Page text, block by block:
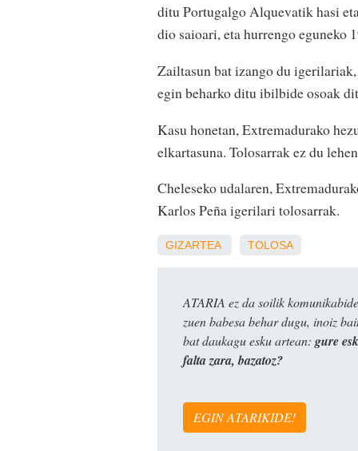
ditu Portugalgo Alquevatik hasi
dio saioari, eta hurrengo eguneko
Zailtasun bat izango du
egin beharko ditu ibilbide osoak
Kasu honetan, Extremadurako
elkartasuna. Tolosarrak ez du
Cheleseko udalaren,
Karlos Peña igerilari tolosarrak.
GIZARTEA TOLOSA
ATARIA ez da soilik
zuen babesa behar dugu, inoiz
bat daukagu esku artean: gure
falta zara, bazatoz?
EGIN ATARIKIDE!